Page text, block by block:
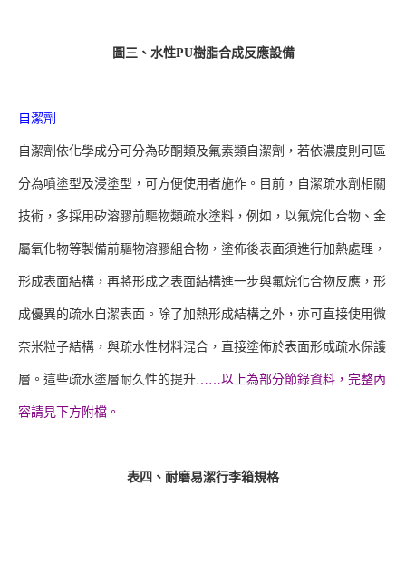
圖三、水性PU樹脂合成反應設備
自潔劑
自潔劑依化學成分可分為矽酮類及氟素類自潔劑，若依濃度則可區
分為噴塗型及浸塗型，可方便使用者施作。目前，自潔疏水劑相關
技術，多採用矽溶膠前驅物類疏水塗料，例如，以氟烷化合物、金
屬氧化物等製備前驅物溶膠組合物，塗佈後表面須進行加熱處理，
形成表面結構，再將形成之表面結構進一步與氟烷化合物反應，形
成優異的疏水自潔表面。除了加熱形成結構之外，亦可直接使用微
奈米粒子結構，與疏水性材料混合，直接塗佈於表面形成疏水保護
層。這些疏水塗層耐久性的提升……以上為部分節錄資料，完整內
容請見下方附檔。
表四、耐磨易潔行李箱規格